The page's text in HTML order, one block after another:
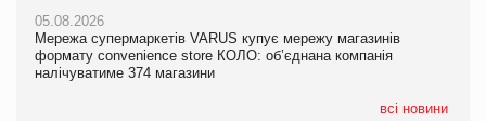
05.08.2026
Мережа супермаркетів VARUS купує мережу магазинів
формату convenience store КОЛО: об’єднана компанія
налічуватиме 374 магазини
всі новини
05.08.2026
Мережа супермаркетів VARUS купує мережу магазинів
формату convenience store КОЛО: об’єднана компанія
налічуватиме 374 магазини
05.08.2026
Adidas витратила понад $1 млрд на маркетинг за квартал